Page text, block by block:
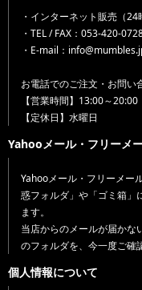
・インターネット販売（24
・TEL / FAX：053-420-
・E-mail：
お電話でのご注文・お問い
【営業時間】13:00～20:00
【定休日】水曜日
Yahooメール・フリーメ
Yahooメール・フリーメー
惑フォルダ」や「ゴミ箱」
ます。
当店からのメールが届かな
のフォルダを、今一度ご確
個人情報について